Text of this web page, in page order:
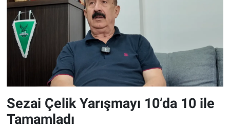
Sezai Çelik Yarışmayı 10’da 10 ile
Tamamladı